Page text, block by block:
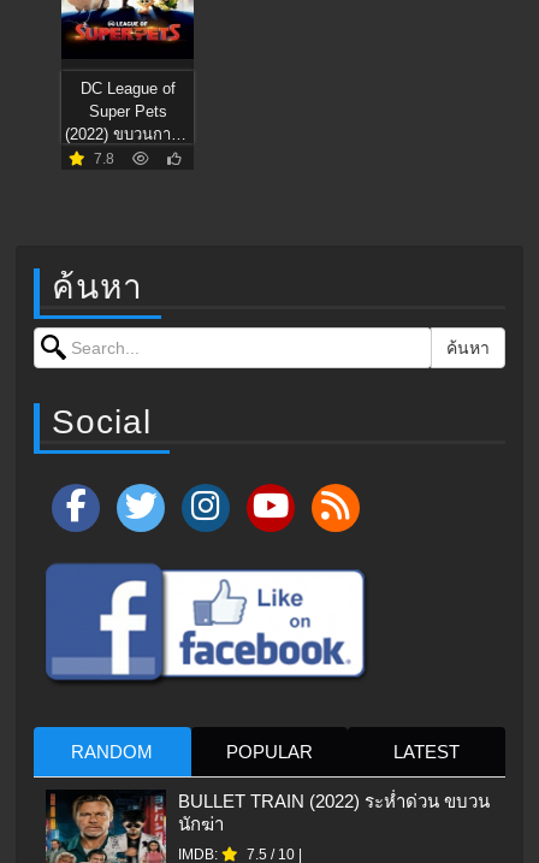
DC League of
Super Pets
(2022) ขบวนการซู
เปอร์เพ็ทส์
7.8
ค้นหา
Search for: ค้นหา
Social
RANDOM POPULAR LATEST
BULLET TRAIN (2022) ระห่ำด่วน ขบวน
นักฆ่า
IMDB: 7.5 / 10